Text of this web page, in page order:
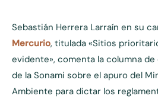
Sebastián Herrera Larraín en su
Mercurio, titulada «Sitios
evidente», comenta la columna
de la Sonami sobre el apuro del
Ambiente para dictar los